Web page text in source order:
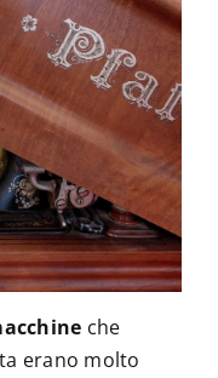
che
erano molto